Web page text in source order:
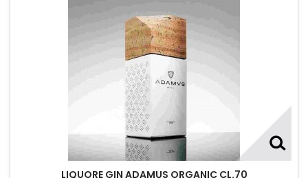
LIQUORE GIN ADAMUS ORGANIC CL.70